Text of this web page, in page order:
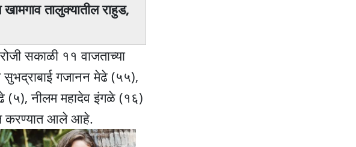
तालुक्यातील राहुड,
सकाळी ११ वाजताच्या
सुभद्राबाई गजानन मेढे (५५),
(५), नीलम महादेव इंगळे (१६)
करण्यात आले आहे.